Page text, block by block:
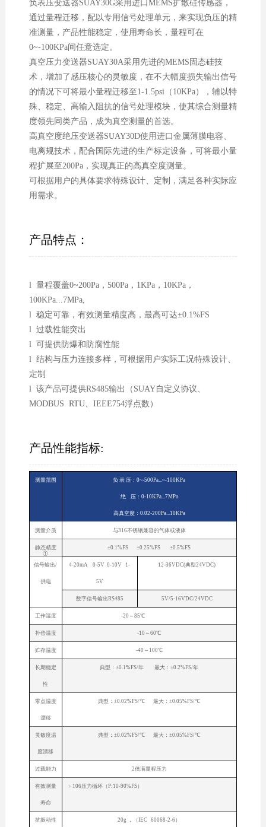
负表压变送器SUAY30G采用进口MEMS扩散硅传感器，
通过量程迁移，配以专用信号处理单元，来实现负压的精
准测量，产品性能稳定，使用寿命长，量程可在
0~-100KPa间任意选定。
真空压力变送器SUAY30A采用先进的MEMS固态硅技
术，增加了感压核心的灵敏度，在不大幅度损失输出信号
的情况下可将最小量程迁移至1-1.5psi（10KPa），辅以特
殊、稳定、高输入阻抗的信号处理模块，使其综合测量精
度领先同类产品，成为真空测量的首选。
高真空度绝压变送器SUAY30D使用进口金属薄膜电容、
电离规技术，配合国际先进的生产标定设备，可将最小量
程扩展至200Pa，实现真正的高真空度测量。
可根据用户的具体要求特殊设计、定制，满足各种实际应
用需求。
产品特点：
l 量程覆盖0~200Pa，500Pa，1KPa，10KPa，
100KPa...7MPa,
l 稳定可靠，有效测量精度高，最高可达±0.1%FS
l 过载性能突出
l 可提供防爆和防腐性能
l 结构与压力连接多样，可根据用户实际工况特殊设计、
定制
l 该产品可提供RS485输出（SUAY自定义协议、
MODBUS RTU、IEEE754浮点数）
产品性能指标:
测量范围 负 表 压：0~-500Pa...~-100KPa
绝 压：0-10KPa...7MPa
高真空度：0.02-200Pa...10KPa
测量介质 与316不锈钢兼容的气体或液体
静态精度
①
±0.1%FS ±0.25%FS ±0.5%FS
信号输出/
供电
4-20mA 0-5V 0-10V 1-
5V
12-36VDC(典型24VDC)
数字信号输出RS485 5V/5-16VDC/24VDC
工作温度 -20～85℃
补偿温度 -10～60℃
贮存温度 -40～100℃
长期稳定
性
典型：±0.1%FS/年 最大：±0.2%FS/年
零点温度
漂移
典型：±0.02%FS/℃ 最大：±0.05%FS/℃
灵敏度温
度漂移
典型：±0.02%FS/℃ 最大：±0.05%FS/℃
过载能力 2倍满量程压力
有效测量
寿命
﹥106压力循环（P:10-90%FS）
抗振动性 20g ，（IEC 60068-2-6）